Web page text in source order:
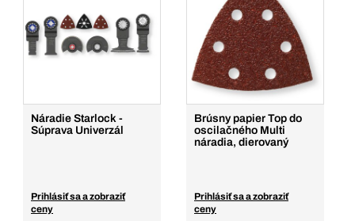
Náradie Starlock -
Súprava Univerzál
Prihlásiť sa a zobraziť
ceny
Brúsny papier Top do
oscilačného Multi
náradia, dierovaný
Prihlásiť sa a zobraziť
ceny